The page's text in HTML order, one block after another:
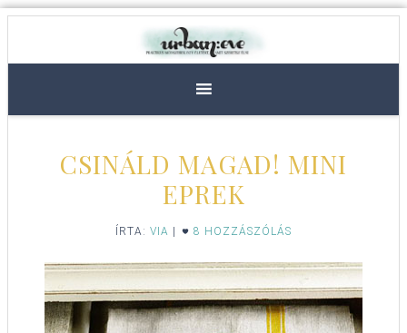
CSINÁLD MAGAD! MINI
EPREK
ÍRTA: VIA 8 HOZZÁSZÓLÁS